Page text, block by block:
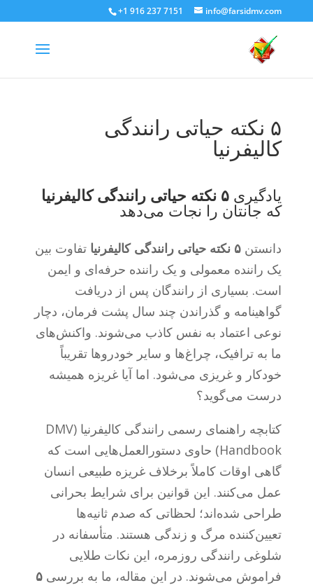
+1 916 237 7151 info@farsidmv.com
۵ نکته حیاتی رانندگی
کالیفرنیا
یادگیری ۵ نکته حیاتی رانندگی کالیفرنیا
که جانتان را نجات می‌دهد
دانستن ۵ نکته حیاتی رانندگی کالیفرنیا
تفاوت بین
یک راننده معمولی و یک راننده حرفه‌ای و ایمن
است. بسیاری از رانندگان پس از دریافت
گواهینامه و گذراندن چند سال پشت فرمان، دچار
نوعی اعتماد به نفس کاذب می‌شوند. واکنش‌های
ما به ترافیک، چراغ‌ها و سایر خودروها تقریباً
خودکار و غریزی می‌شود. اما آیا غریزه همیشه
درست می‌گوید؟
کتابچه راهنمای رسمی رانندگی کالیفرنیا (DMV
Handbook) حاوی دستورالعمل‌هایی است که
گاهی اوقات کاملاً برخلاف غریزه طبیعی انسان
عمل می‌کنند. این قوانین برای شرایط بحرانی
طراحی شده‌اند؛ لحظاتی که صدم ثانیه‌ها
تعیین‌کننده مرگ و زندگی هستند. متأسفانه در
شلوغی رانندگی روزمره، این نکات طلایی
فراموش می‌شوند. در این مقاله، ما به بررسی ۵